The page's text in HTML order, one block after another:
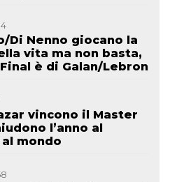
Di Nenno giocano la
vita ma non basta,
è di Galan/Lebron
vincono il Master
l’anno al
al mondo